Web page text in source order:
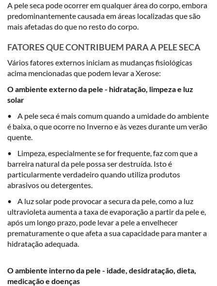
A pele seca pode ocorrer em qualquer área do corpo, embora
predominantemente causada em áreas localizadas que são
mais afetadas do que no resto do corpo.
FATORES QUE CONTRIBUEM PARA A PELE SECA
Vários fatores externos iniciam as mudanças fisiológicas
acima mencionadas que podem levar a Xerose:
O ambiente externo da pele - hidratação, limpeza e luz
solar
• A pele seca é mais comum quando a umidade do ambiente
é baixa, o que ocorre no Inverno e às vezes durante um verão
quente.
• Limpeza, especialmente se for frequente, faz com que a
barreira natural da pele possa ser destruída. Isto é
particularmente verdadeiro quando utiliza produtos
abrasivos ou detergentes.
• A luz solar pode provocar a secura da pele, como a luz
ultravioleta aumenta a taxa de evaporação a partir da pele e,
após um longo prazo, pode levar a pele a envelhecer
prematuramente o que afeta a sua capacidade para manter a
hidratação adequada.
O ambiente interno da pele - idade, desidratação, dieta,
medicação e doenças